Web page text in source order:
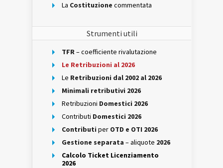
La Costituzione commentata
Strumenti utili
TFR– coefficiente rivalutazione
Le Retribuzioni al 2026
Le Retribuzioni dal 2002 al 2026
Minimali retributivi 2026
Retribuzioni Domestici 2026
Contributi Domestici 2026
Contributi per OTD e OTI 2026
Gestione separata – aliquote 2026
Calcolo Ticket Licenziamento
2026